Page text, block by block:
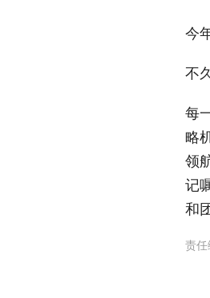
今
不
每
略
领
记
和
责任